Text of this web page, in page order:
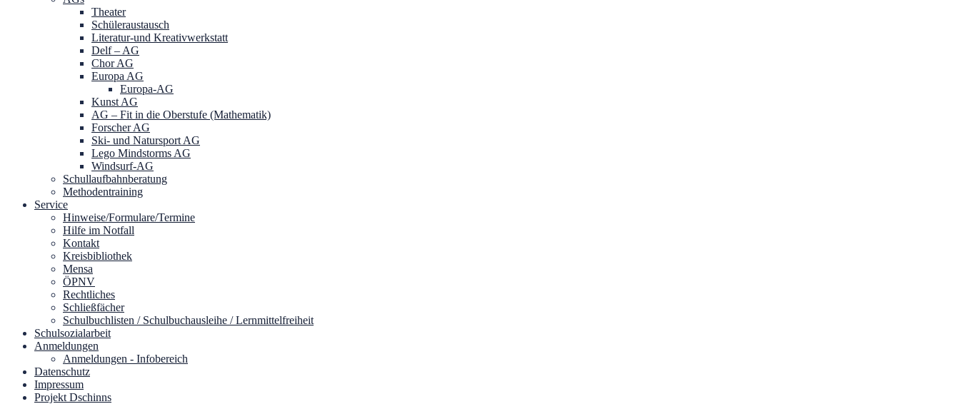
Theater
Schüleraustausch
Literatur-und Kreativwerkstatt
Delf – AG
Chor AG
Europa AG
Europa-AG
Kunst AG
AG – Fit in die Oberstufe (Mathematik)
Forscher AG
Ski- und Natursport AG
Lego Mindstorms AG
Windsurf-AG
Schullaufbahnberatung
Methodentraining
Service
Hinweise/Formulare/Termine
Hilfe im Notfall
Kontakt
Kreisbibliothek
Mensa
ÖPNV
Rechtliches
Schließfächer
Schulbuchlisten / Schulbuchausleihe / Lernmittelfreiheit
Schulsozialarbeit
Anmeldungen
Anmeldungen - Infobereich
Datenschutz
Impressum
Projekt Dschinns